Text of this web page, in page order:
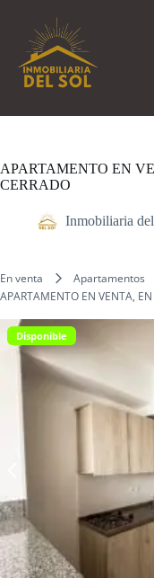
contenido
APARTAMENTO EN
CERRADO
Inmobiliaria
En venta Apartamentos
APARTAMENTO EN VENTA,
Disponible